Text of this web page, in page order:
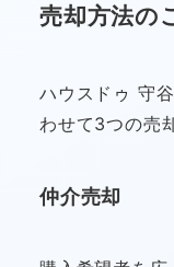
売却方法の
ハウスドゥ 守
わせて3つの売
仲介売却